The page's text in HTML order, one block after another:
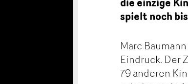
spielt noch
Marc
Eindruck. Der
79 anderen